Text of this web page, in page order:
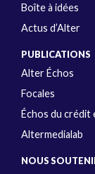
Boîte à idées
Actus d’Alter
PUBLICATIONS
Alter Échos
Focales
Échos du crédit
Altermedialab
NOUS